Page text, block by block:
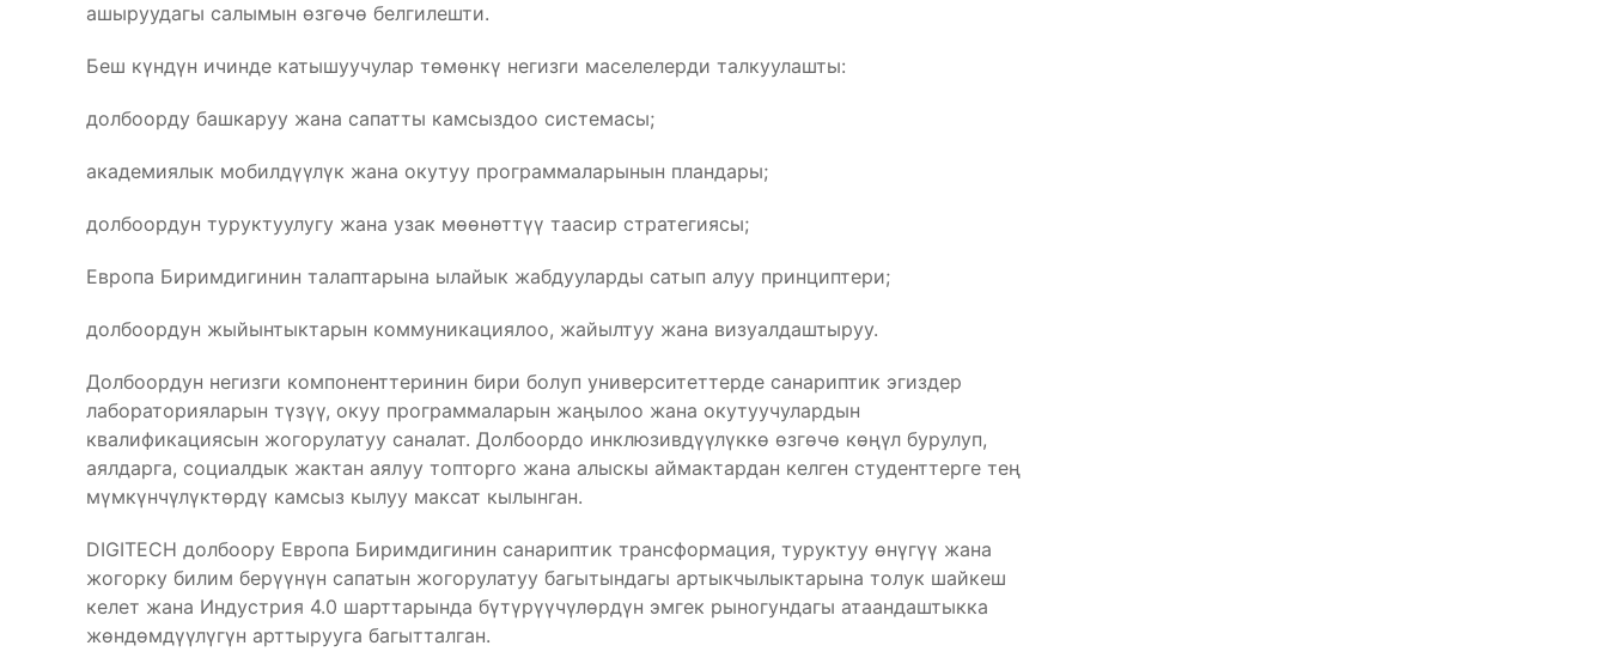
ашыруудагы салымын өзгөчө белгилешти.
Беш күндүн ичинде катышуучулар төмөнкү негизги маселелерди талкуулашты:
долбоорду башкаруу жана сапатты камсыздоо системасы;
академиялык мобилдүүлүк жана окутуу программаларынын пландары;
долбоордун туруктуулугу жана узак мөөнөттүү таасир стратегиясы;
Европа Биримдигинин талаптарына ылайык жабдууларды сатып алуу принциптери;
долбоордун жыйынтыктарын коммуникациялоо, жайылтуу жана визуалдаштыруу.
Долбоордун негизги компоненттеринин бири болуп университеттерде санариптик эгиздер
лабораторияларын түзүү, окуу программаларын жаңылоо жана окутуучулардын
квалификациясын жогорулатуу саналат. Долбоордо инклюзивдүүлүккө өзгөчө көңүл бурулуп,
аялдарга, социалдык жактан аялуу топторго жана алыскы аймактардан келген студенттерге тең
мүмкүнчүлүктөрдү камсыз кылуу максат кылынган.
DIGITECH долбоору Европа Биримдигинин санариптик трансформация, туруктуу өнүгүү жана
жогорку билим берүүнүн сапатын жогорулатуу багытындагы артыкчылыктарына толук шайкеш
келет жана Индустрия 4.0 шарттарында бүтүрүүчүлөрдүн эмгек рыногундагы атаандаштыкка
жөндөмдүүлүгүн арттырууга багытталган.